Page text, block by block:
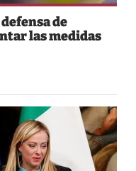
de
las medidas